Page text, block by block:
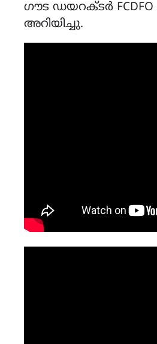
ഗൗട ഡയറക്ടർ
അറിയിച്ചു.